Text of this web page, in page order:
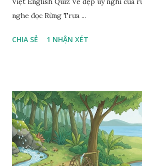
nghe đọc Rừng Trưa ...
CHIA SẺ 1 NHẬN XÉT